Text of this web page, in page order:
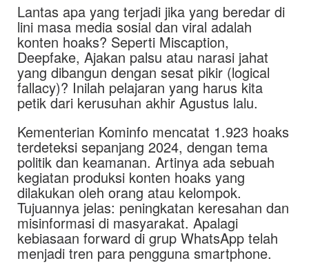
Lantas apa yang terjadi jika yang beredar di
lini masa media sosial dan viral adalah
konten hoaks? Seperti Miscaption,
Deepfake, Ajakan palsu atau narasi jahat
yang dibangun dengan sesat pikir (logical
fallacy)? Inilah pelajaran yang harus kita
petik dari kerusuhan akhir Agustus lalu.
Kementerian Kominfo mencatat 1.923 hoaks
terdeteksi sepanjang 2024, dengan tema
politik dan keamanan. Artinya ada sebuah
kegiatan produksi konten hoaks yang
dilakukan oleh orang atau kelompok.
Tujuannya jelas: peningkatan keresahan dan
misinformasi di masyarakat. Apalagi
kebiasaan forward di grup WhatsApp telah
menjadi tren para pengguna smartphone.